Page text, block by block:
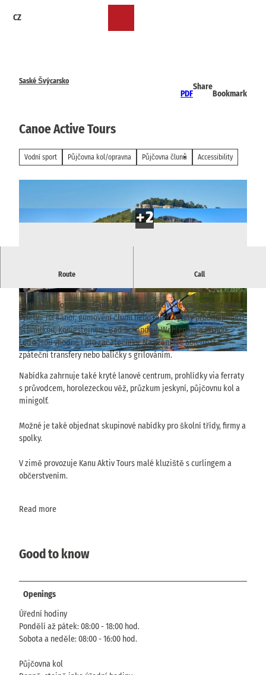
CZ
Saské Švýcarsko
PDF
Share
Bookmark
Canoe Active Tours
Vodní sport Půjčovna kol/opravna Půjčovna člunů Accessibility
© TVSSW, Yvonne Brückner |CC-BY-SA
© TVSSW, Yvonne Brückner |CC-BY-SA © TVSSW, Yvonne Brückner | CC-BY-SA
Route Call
Půjčovna lodí, výlety s průvodcem, lanové centrum, minigolf,
Kanu Aktiv Tours nabízí plavby po Labi s průvodcem i individuální
výlety - na kánoi, gumovém člunu nebo raftu. Výlety probíhají mezi
Schmilkou, Königsteinem, Bad Schandau, Wehlenem a Pirnou.
Lodě jsou vhodné i pro začátečníky. Na přání lze objednat i
zpáteční transfery nebo balíčky s grilováním.
Nabídka zahrnuje také kryté lanové centrum, prohlídky via ferraty
s průvodcem, horolezeckou věž, průzkum jeskyní, půjčovnu kol a
minigolf.
Možné je také objednat skupinové nabídky pro školní třídy, firmy a
spolky.
V zimě provozuje Kanu Aktiv Tours malé kluziště s curlingem a
občerstvením.
Read more
Good to know
Openings
Úřední hodiny
Pondělí až pátek: 08:00 - 18:00 hod.
Sobota a neděle: 08:00 - 16:00 hod.
Půjčovna kol